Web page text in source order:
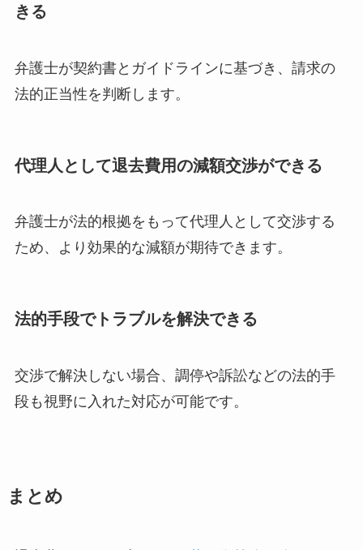
きる
弁護士が契約書とガイドラインに基づき、請求の
法的正当性を判断します。
代理人として退去費用の減額交渉ができる
弁護士が法的根拠をもって代理人として交渉する
ため、より効果的な減額が期待できます。
法的手段でトラブルを解決できる
交渉で解決しない場合、調停や訴訟などの法的手
段も視野に入れた対応が可能です。
まとめ